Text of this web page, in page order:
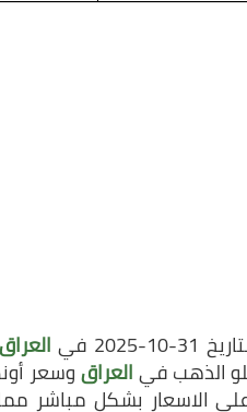
في العراق
الذهب فيالعراقوسعر
على الاسعار بشكل مباشر